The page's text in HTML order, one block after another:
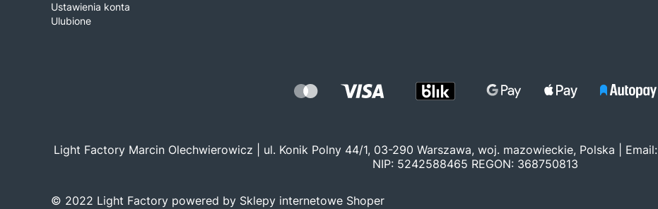
Ustawienia konta
Ulubione
Light Factory Marcin Olechwierowicz | ul. Konik Polny 44/1, 03-290 Warszawa, woj. mazowieckie, Polska | Email:
NIP: 5242588465 REGON: 368750813
© 2022 Light Factory powered by Sklepy internetowe Shoper